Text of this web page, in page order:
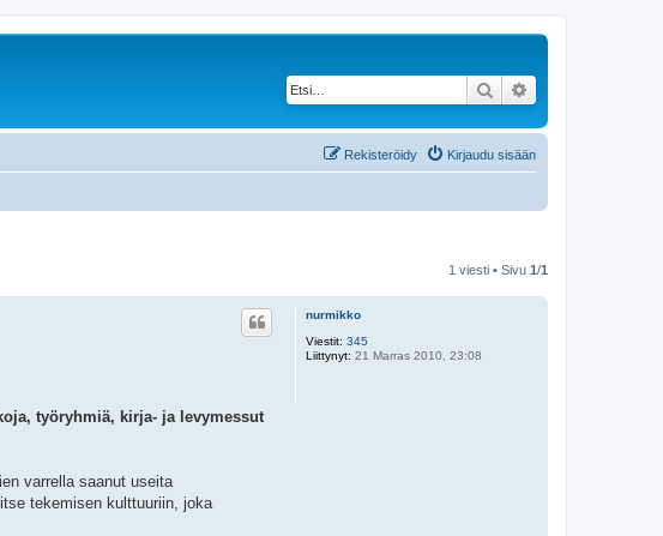
Etsi
Kirjaudu sisään
Rekisteröidy
1 viesti • Sivu 1/1
nurmikko
Viestit: 345
Liittynyt: 21 Marras 2010, 23:08
työryhmiä, kirja- ja levymessut
varrella saanut useita
tekemisen kulttuuriin, joka